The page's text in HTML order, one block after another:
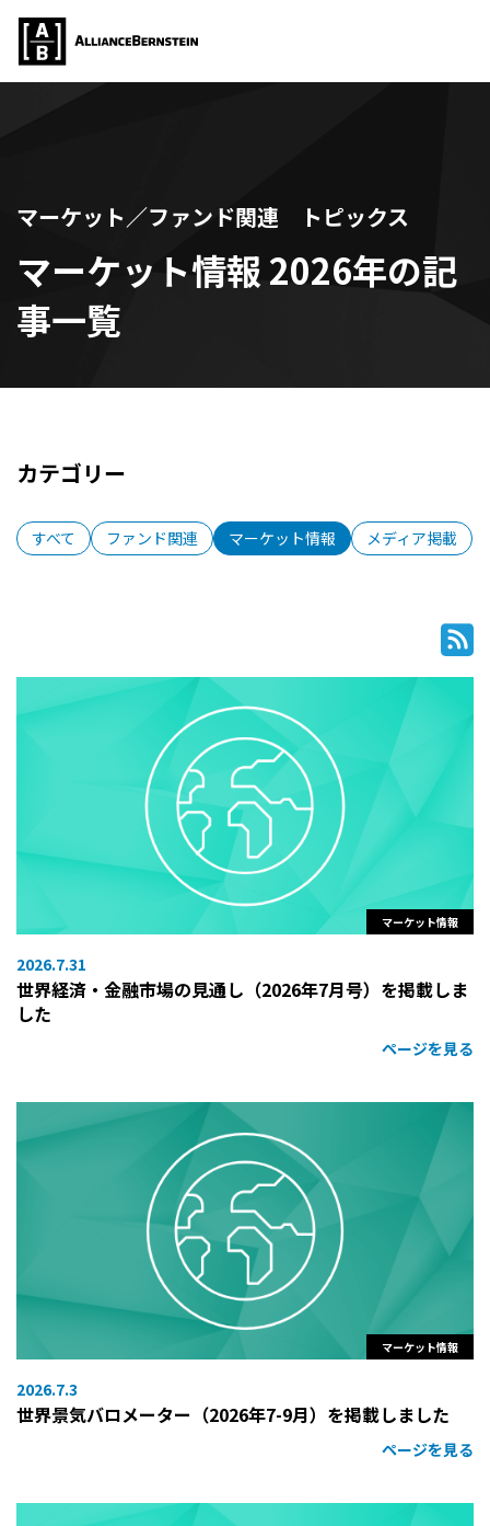
マーケット／ファンド関連 トピックス
マーケット情報 2026年の記
事一覧
カテゴリー
すべて ファンド関連 マーケット情報 メディア掲載
マーケット情報
2026.7.31
世界経済・金融市場の見通し（2026年7月号）を掲載しま
した
ページを見る
マーケット情報
2026.7.3
世界景気バロメーター（2026年7-9月）を掲載しました
ページを見る